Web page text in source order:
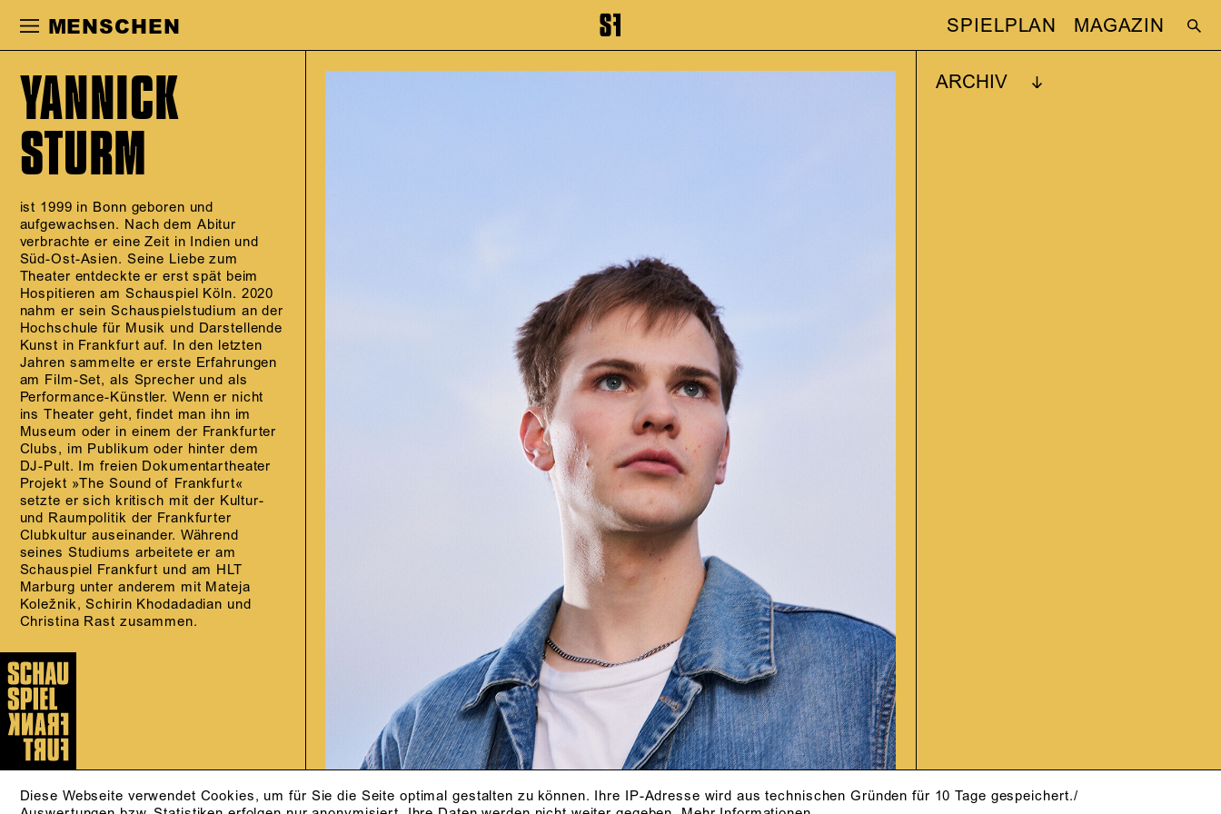
Zur Hauptnavigation springen Zum Footer springen
MENSCHEN SPIELPLAN MAGAZIN
Diese Webseite verwendet Cookies, um für Sie die Seite optimal gestalten zu können. Ihre IP-Adresse wird aus technischen Gründen für 10 Tage gespeichert./
YANNICK
STURM
ist 1999 in Bonn geboren und
aufgewachsen. Nach dem Abitur
verbrachte er eine Zeit in Indien und
Süd-Ost-Asien. Seine Liebe zum
Theater entdeckte er erst spät beim
Hospitieren am Schauspiel Köln. 2020
nahm er sein Schauspielstudium an der
Hochschule für Musik und Darstellende
Kunst in Frankfurt auf. In den letzten
Jahren sammelte er erste Erfahrungen
am Film-Set, als Sprecher und als
Performance-Künstler. Wenn er nicht
ins Theater geht, findet man ihn im
Museum oder in einem der Frankfurter
Clubs, im Publikum oder hinter dem
DJ-Pult. Im freien Dokumentartheater
Projekt »The Sound of Frankfurt«
setzte er sich kritisch mit der Kultur-
und Raumpolitik der Frankfurter
Clubkultur auseinander. Während
seines Studiums arbeitete er am
Schauspiel Frankfurt und am HLT
Marburg unter anderem mit Mateja
Koležnik, Schirin Khodadadian und
Christina Rast zusammen.
ARCHIV